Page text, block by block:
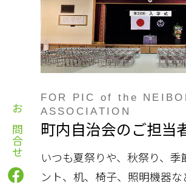
お問合せ
FOR PIC of the
ASSOCIATION
町内自治会のご担当
いつも夏祭りや、秋祭り、季
ント、机、椅子、照明機器な